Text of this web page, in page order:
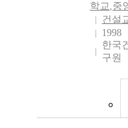
학교,중
건설
1998
한국
구원